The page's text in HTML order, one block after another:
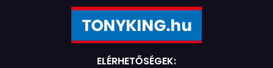
ELÉRHETŐSÉGEK: